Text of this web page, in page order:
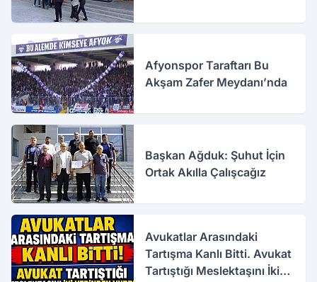
Afyonspor Taraftarı Bu
Akşam Zafer Meydanı’nda
Başkan Ağduk: Şuhut İçin
Ortak Akılla Çalışcağız
Avukatlar Arasındaki
Tartışma Kanlı Bitti. Avukat
Tartıştığı Meslektaşını İki